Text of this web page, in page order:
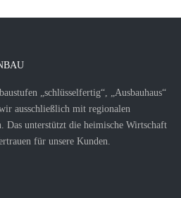
„schlüsselfertig“, „Ausbauhaus“
ausschließlich mit regionalen
Das unterstützt die heimische Wirtschaft
für unsere Kunden.